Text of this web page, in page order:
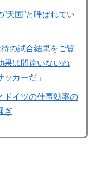
天国”と呼ばれてい
の試合結果をご覧
果は間違いないね
カーだ」
ドイツの仕事効率の
ぎ